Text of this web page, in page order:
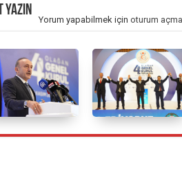
yazın
Yorum yapabilmek için oturum